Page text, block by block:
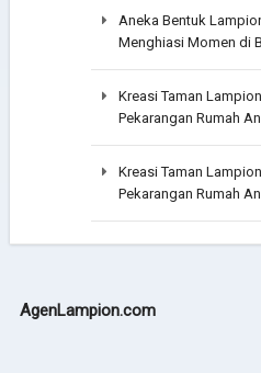
Aneka Bentuk
Menghiasi Momen di
Kreasi Taman
Pekarangan Rumah
Kreasi Taman
Pekarangan Rumah
AgenLampion.com